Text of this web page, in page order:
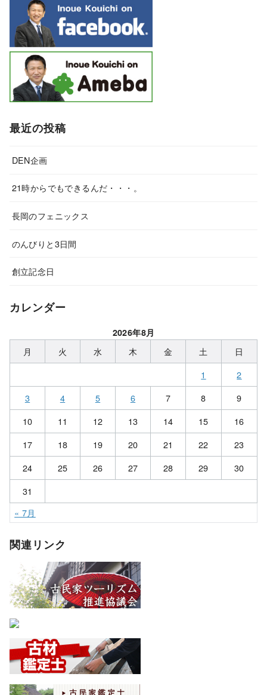
最近の投稿
DEN企画
21時からでもできるんだ・・・。
長岡のフェニックス
のんびりと3日間
創立記念日
カレンダー
2026年8月
月 火 水 木 金 土
日
1
2
3
4 5 6 7 8
9
10
11 12 13 14 15
16
17
18 19 20 21 22
23
24
25 26 27 28 29
30
31
« 7月
関連リンク